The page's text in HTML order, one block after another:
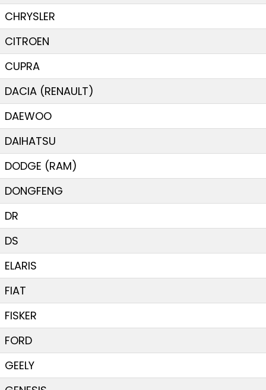
CHRYSLER
CITROEN
CUPRA
DACIA (RENAULT)
DAEWOO
DAIHATSU
DODGE (RAM)
DONGFENG
DR
DS
ELARIS
FIAT
FISKER
FORD
GEELY